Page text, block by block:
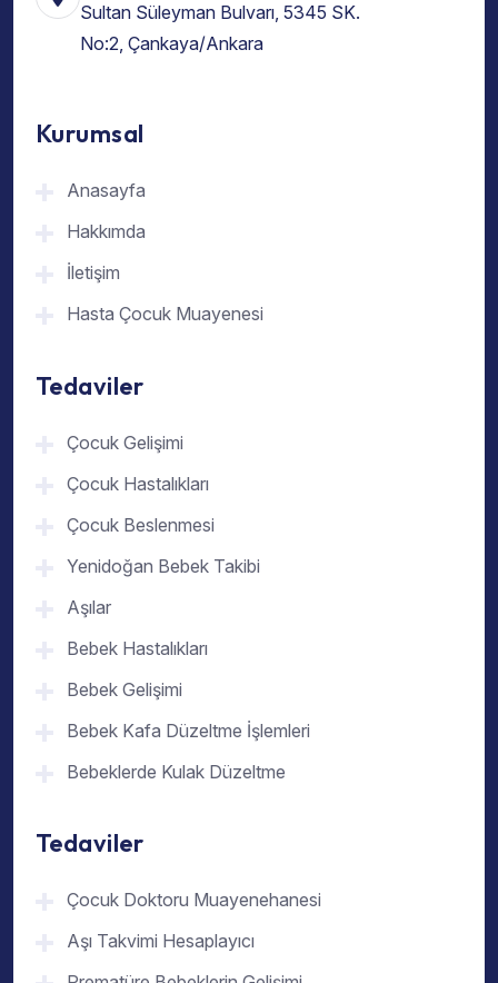
Sultan Süleyman Bulvarı, 5345 SK.
No:2, Çankaya/Ankara
Kurumsal
Anasayfa
Hakkımda
İletişim
Hasta Çocuk Muayenesi
Tedaviler
Çocuk Gelişimi
Çocuk Hastalıkları
Çocuk Beslenmesi
Yenidoğan Bebek Takibi
Aşılar
Bebek Hastalıkları
Bebek Gelişimi
Bebek Kafa Düzeltme İşlemleri
Bebeklerde Kulak Düzeltme
Tedaviler
Çocuk Doktoru Muayenehanesi
Aşı Takvimi Hesaplayıcı